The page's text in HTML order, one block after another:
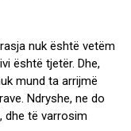
nuk është vetëm
është tjetër. Dhe,
mund ta arrijmë
Ndryshe, ne do
dhe të varrosim